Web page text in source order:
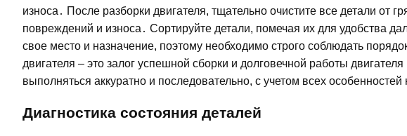
износа․ После разборки двигателя, тщательно очистите все детали от
повреждений и износа․ Сортируйте детали, помечая их для удобства
свое место и назначение, поэтому необходимо строго соблюдать
двигателя – это залог успешной сборки и долговечной работы
выполняться аккуратно и последовательно, с учетом всех особенностей
Диагностика состояния деталей